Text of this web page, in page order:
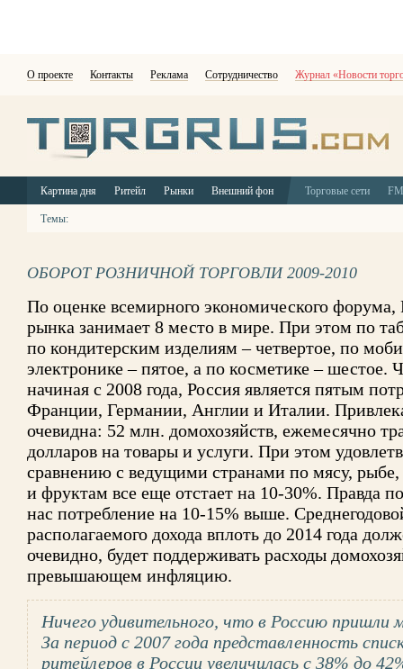
О проекте Контакты Реклама Сотрудничество Журнал «Новости
Картина дня Ритейл Рынки Внешний фон Торговые сети
Темы:
ОБОРОТ РОЗНИЧНОЙ ТОРГОВЛИ 2009-2010
По оценке всемирного экономического форума,
рынка занимает 8 место в мире. При этом по
по кондитерским изделиям – четвертое, по
электронике – пятое, а по косметике – шестое.
начиная с 2008 года, Россия является пятым
Франции, Германии, Англии и Италии.
очевидна: 52 млн. домохозяйств, ежемесячно
долларов на товары и услуги. При этом
сравнению с ведущими странами по мясу,
и фруктам все еще отстает на 10-30%. Правда
нас потребление на 10-15% выше.
располагаемого дохода вплоть до 2014 года
очевидно, будет поддерживать расходы
превышающем инфляцию.
Ничего удивительного, что в Россию пришли
За период с 2007 года представленность
ритейлеров в России увеличилась с 38% до